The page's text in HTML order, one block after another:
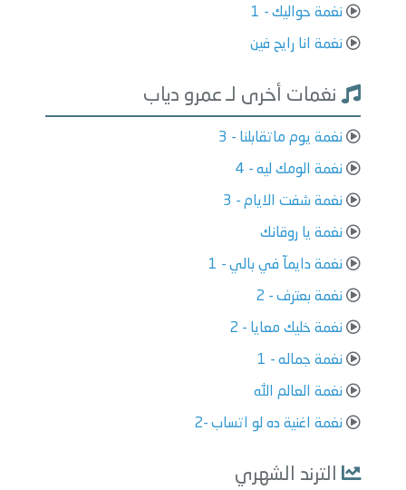
نغمة حواليك - 1
نغمة انا رايح فين
نغمات أخرى لـ عمرو دياب
نغمة يوم ماتقابلنا - 3
نغمة الومك ليه - 4
نغمة شفت الايام - 3
نغمة يا روقانك
نغمة دايمآ في بالي - 1
نغمة بعترف - 2
نغمة خليك معايا - 2
نغمة جماله - 1
نغمة العالم الله
نغمة اغنية ده لو اتساب -2
الترند الشهري